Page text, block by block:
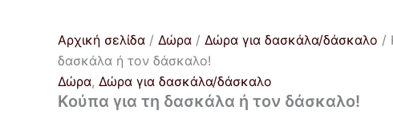
Αρχική σελίδα / Δώρα / Δώρα για δασκάλα/δάσκαλο /
δασκάλα ή τον δάσκαλο!
Δώρα, Δώρα για δασκάλα/δάσκαλο
Κούπα για τη δασκάλα ή τον δάσκαλο!